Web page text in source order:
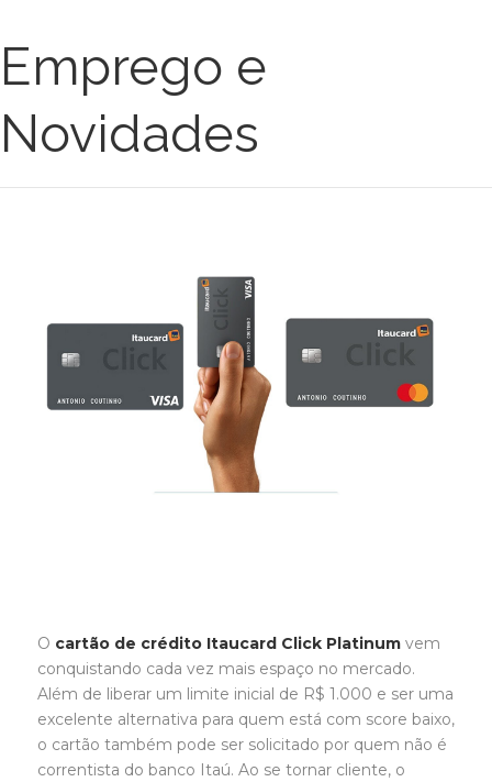
Emprego e
Novidades
O cartão de crédito Itaucard Click Platinum vem
conquistando cada vez mais espaço no mercado.
Além de liberar um limite inicial de R$ 1.000 e ser uma
excelente alternativa para quem está com score baixo,
o cartão também pode ser solicitado por quem não é
correntista do banco Itaú. Ao se tornar cliente, o